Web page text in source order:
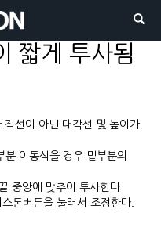
짧게 투사됨
선이 아닌 대각선 및 높이가
이동식을 경우 밑부분의
중앙에 맞추어 투사한다
톤버튼을 눌러서 조정한다.